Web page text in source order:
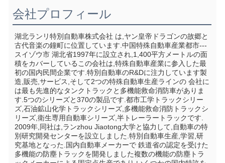
会社プロフィール
湖北ランリ特別自動車株式会社 は,ヤン皇帝ドラゴンの故郷と
古代音楽の鐘町に位置しています.中国特殊自動車産業都市---
スイゾウ市 湖北省1997年に設立され,1,400平方メートルの面
積をカバーしているこの会社は,特殊自動車産業に参入した最
初の国内民間企業です.特別自動車のR&Dに注力しています製
造,販売,サービス,そして2つの特殊自動車生産ラインの 会社に
は最も先進的なタンクトラックと多機能救命消防車がありま
す.5つのシリーズと370の製品です.都市工学トラックシリー
ズ,石油鉱山化学トラックシリーズ,多機能救命消防トラックシ
リーズ,衛生専用自動車シリーズ,半トレーラートラックです.
2009年,同社は,ランzhou Jiaotong大学と協力して,自動車の特
別研究開発センターを設立しました.特別自動車生産,学習,研
究基地となった.国内自動車メーカーで 鉄道省の認定を受けた
多機能の防塵トラックを開発しました複数の機能の防塵トラ